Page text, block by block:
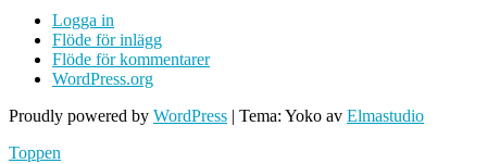
Logga in
Flöde för inlägg
Flöde för kommentarer
WordPress.org
Proudly powered by WordPress | Tema: Yoko av Elmastudio
Toppen